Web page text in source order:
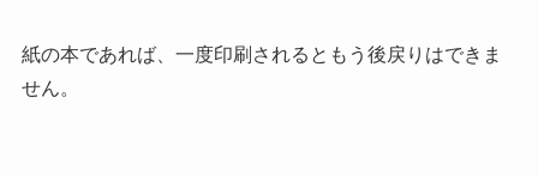
紙の本であれば、一度印刷されるともう後戻りはできま
せん。